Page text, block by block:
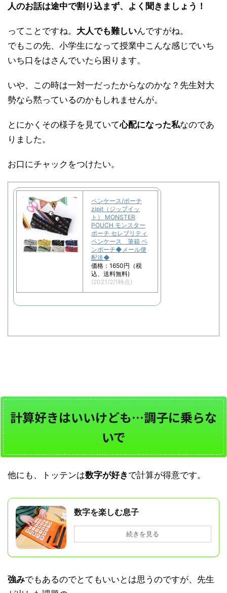
人のお話は途中で割り込まず、よく聞きましょう！
ってことですね。 大人でも難しいんですがね。
でもこの先、小学生になって授業中こんな感じでいち
いち口をはさんでいたら困ります。
いや、この時は一対一だったからなのかな？先生対大
勢なら黙っているのかもしれませんが。
とにかくその様子を見ていて心配になった私なのであ
りました。
お口にチャックをつけたい。
ペンケース/ポーチ
zipit（ジップイッ
ト） MONSTER
POUCH モンスター
ポーチ セレブリティ
ペンケース 筆箱 ペ
ンポーチ◆メール便
配送◆
価格：1650円（税
込、送料無料)
(2021/2/1時点)
計算好きはいいけども…調子に乗らな
いで
他にも、トッテンは数字が好き で計算が得意です。
数字を楽しむ息子
続きを見る
強みでもあるのでとてもいいとは思うのですが、先生